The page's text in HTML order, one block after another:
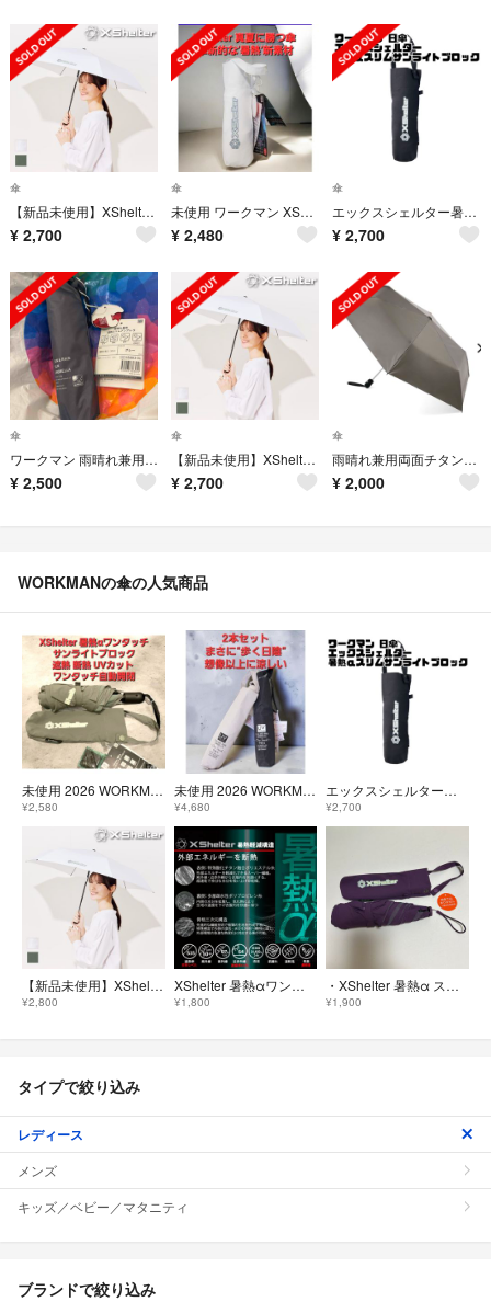
傘
【新品未使用】XShelter 暑熱αワンタッチサンライトブロック ホワイト
¥ 2,700
傘
未使用 ワークマン XShelter 折りたたみ傘 遮熱 UV 晴雨兼用 即発送
¥ 2,480
傘
エックスシェルター暑熱αスリムサンライトブロック
¥ 2,700
傘
ワークマン 雨晴れ兼用遮熱スリムアンブレラ
¥ 2,500
傘
【新品未使用】XShelter 暑熱αワンタッチサンライトブロック ホワイト
¥ 2,700
傘
雨晴れ兼用両面チタン遮熱アンブレラ ベージュ
¥ 2,000
WORKMANの傘の人気商品
未使用 2026 WORKMAN XShelter 遮熱スリム日傘 セージグリーン 晴雨兼用 UV UPF50+ 男女兼用 即発送
¥2,580
未使用 2026 WORKMAN 形状記憶 遮熱日傘 2本 黒 白 晴雨兼用 UVカット 即発送
¥4,680
エックスシェルター暑熱αスリムサンライトブロック
¥2,700
【新品未使用】XShelter 暑熱αワンタッチサンライトブロック ホワイト
¥2,800
XShelter 暑熱αワンタッチサンライトブロック ホワイト
¥1,800
・XShelter 暑熱α スリムサンライトブロック 折りたたみ日傘 パープル
¥1,900
タイプで絞り込み
レディース
メンズ
キッズ／ベビー／マタニティ
ブランドで絞り込み